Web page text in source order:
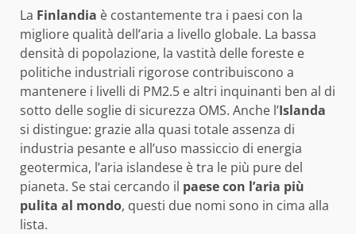
La Finlandia è costantemente tra i paesi con la
migliore qualità dell’aria a livello globale. La bassa
densità di popolazione, la vastità delle foreste e
politiche industriali rigorose contribuiscono a
mantenere i livelli di PM2.5 e altri inquinanti ben al di
sotto delle soglie di sicurezza OMS. Anche l’Islanda
si distingue: grazie alla quasi totale assenza di
industria pesante e all’uso massiccio di energia
geotermica, l’aria islandese è tra le più pure del
pianeta. Se stai cercando il paese con l’aria più
pulita al mondo, questi due nomi sono in cima alla
lista.